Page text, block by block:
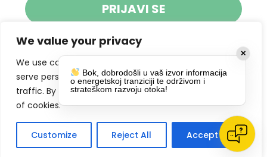
We value your privacy
We use cookies to enhance your browsing experience,
serve personalized ads or content, and analyze our
traffic. By clicking "Accept All", you consent to our use
of cookies.
Customize Reject All Accept All
PRIJAVI SE
Klikom na gumb dajete suglasnost za
primanje novosti Pokreta Otoka te se
slažete spolitikom privatnosti.
DRUŠTVENE MREŽE
✕
Bok, dobrodošli u vaš izvor informacija
o energetskoj tranziciji te održivom i
strateškom razvoju otoka!